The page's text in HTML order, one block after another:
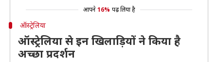
आपने 16% पढ़ लिया है
ऑस्ट्रेलिया
ऑस्ट्रेलिया से इन खिलाड़ियों ने किया है
अच्छा प्रदर्शन